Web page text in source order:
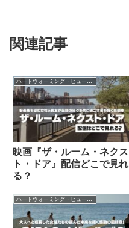
関連記事
ハートウォーミング・ヒューマン作品
映画『ザ・ルーム・ネクス
ト・ドア』配信どこで見れ
る？
ハートウォーミング・ヒューマン作品